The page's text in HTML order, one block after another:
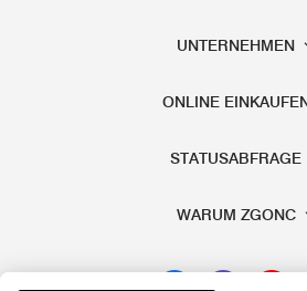
Je nachdem, welche Schleifteller zu
damit durchführen:
UNTERNEHMEN
ONLINE
STATUSABFRAGE
WARUM ZGONC